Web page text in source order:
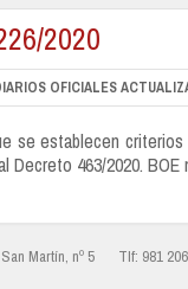
2020
OFICIALES
se establecen
463/2020. BOE
Martín, nº 5
Tlf: 981